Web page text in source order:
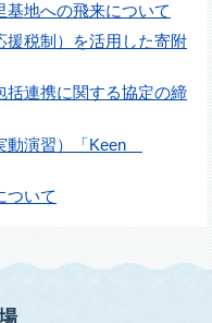
基地への飛来について
援税制）を活用した寄附
括連携に関する協定の締
動演習）「Keen
ついて